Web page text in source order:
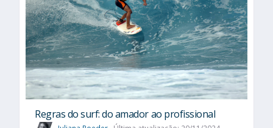
Regras do surf: do amador ao profissional